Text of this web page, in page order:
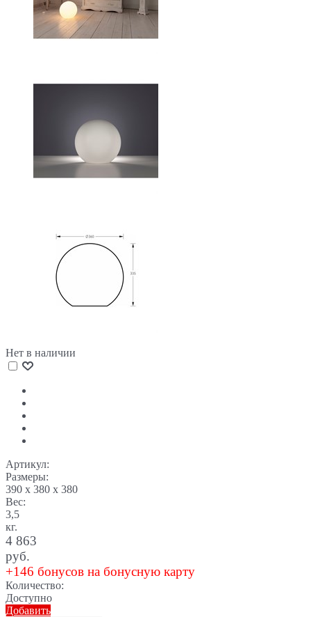
Нет в наличии
Артикул:
Размеры:
390 x 380 x 380
Вес:
3,5
кг.
4 863
руб.
+146 бонусов на бонусную карту
Количество:
Доступно
Добавить